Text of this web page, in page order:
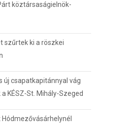
köztársaságielnök-
szűrtek ki a röszkei
új csapatkapitánnyal vág
KÉSZ-St. Mihály-Szeged